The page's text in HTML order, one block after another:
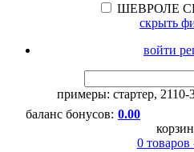
ШЕВРОЛЕ
скрыть
войти
примеры: стартер, 2110-
баланс бонусов: 0.00
0 товаров